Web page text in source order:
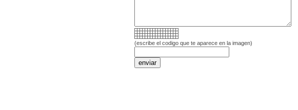
(escribe el codigo que te aparece en la imagen)